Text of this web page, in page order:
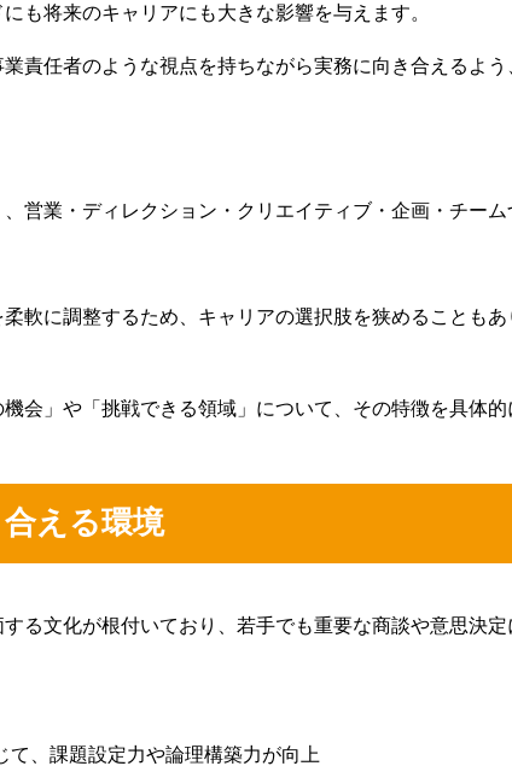
も将来のキャリアにも大きな影響を与えます。
責任者のような視点を持ちながら実務に向き合えるよ
営業・ディレクション・クリエイティブ・企画・チー
軟に調整するため、キャリアの選択肢を狭めることも
会」や「挑戦できる領域」について、その特徴を具体
える環境
る文化が根付いており、若手でも重要な商談や意思決
、課題設定力や論理構築力が向上